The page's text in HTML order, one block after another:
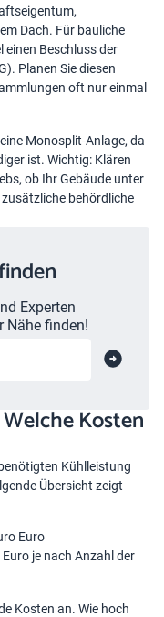
Dach. Für bauliche
einen Beschluss der
Planen Sie diesen
oft nur einmal
Monosplit-Anlage, da
ist. Wichtig: Klären
ob Ihr Gebäude unter
behördliche
Experten
Nähe finden!
Kosten
Kühlleistung
Übersicht zeigt
Euro
je nach Anzahl der
Kosten an. Wie hoch